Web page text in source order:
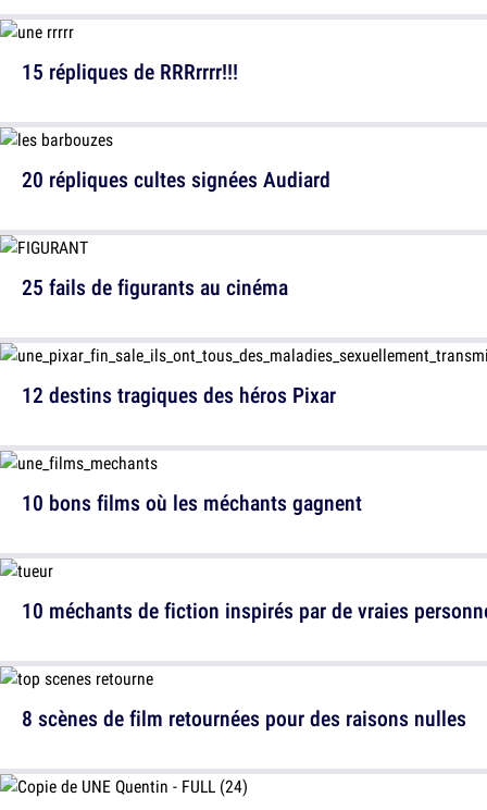
20 répliques cultes signées Audiard
12 destins tragiques des héros Pixar
10 méchants de fiction inspirés par de vraies
15 répliques de RRRrrrr!!!
25 fails de figurants au cinéma
10 bons films où les méchants gagnent
8 scènes de film retournées pour des raisons nulles